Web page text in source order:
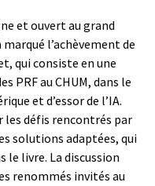
et ouvert au grand
l’achèvement de
qui consiste en une
PRF au CHUM, dans le
et d’essor de l’IA.
les défis rencontrés par
solutions adaptées, qui
le livre. La discussion
renommés invités au